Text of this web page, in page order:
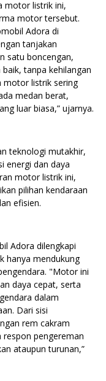
motor listrik ini,
motor tersebut.
Adora di
tanjakan
satu boncengan,
tanpa kehilangan
motor listrik sering
medan berat,
luar biasa,” ujarnya.
teknologi mutakhir,
energi dan daya
motor listrik ini,
pilihan kendaraan
efisien.
Adora dilengkapi
hanya mendukung
"Motor ini
daya cepat, serta
dalam
Dari sisi
rem cakram
respon pengereman
ataupun turunan,”